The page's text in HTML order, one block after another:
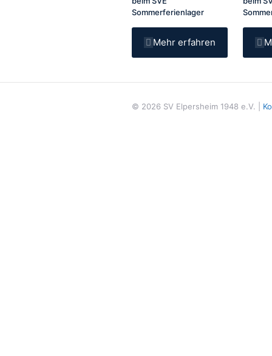
Sommerferienlager
Mehr erfahren
© 2026 SV Elpersheim 1948 e.V. |